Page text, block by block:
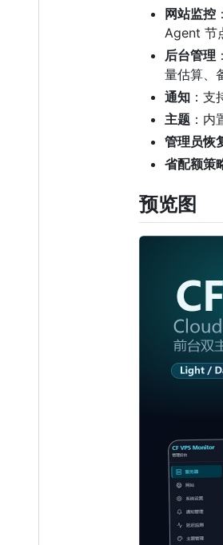
网站监控
Agent 节
后台管理
量估算、
通知 ：
主题 ：内
管理员恢
省配额策
预览图